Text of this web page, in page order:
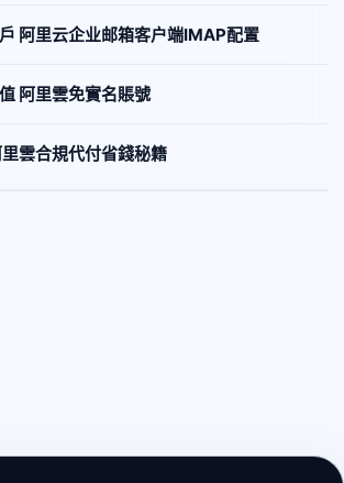
阿里云企业邮箱客户端IMAP配置
阿里雲免實名賬號
雲合規代付省錢秘籍